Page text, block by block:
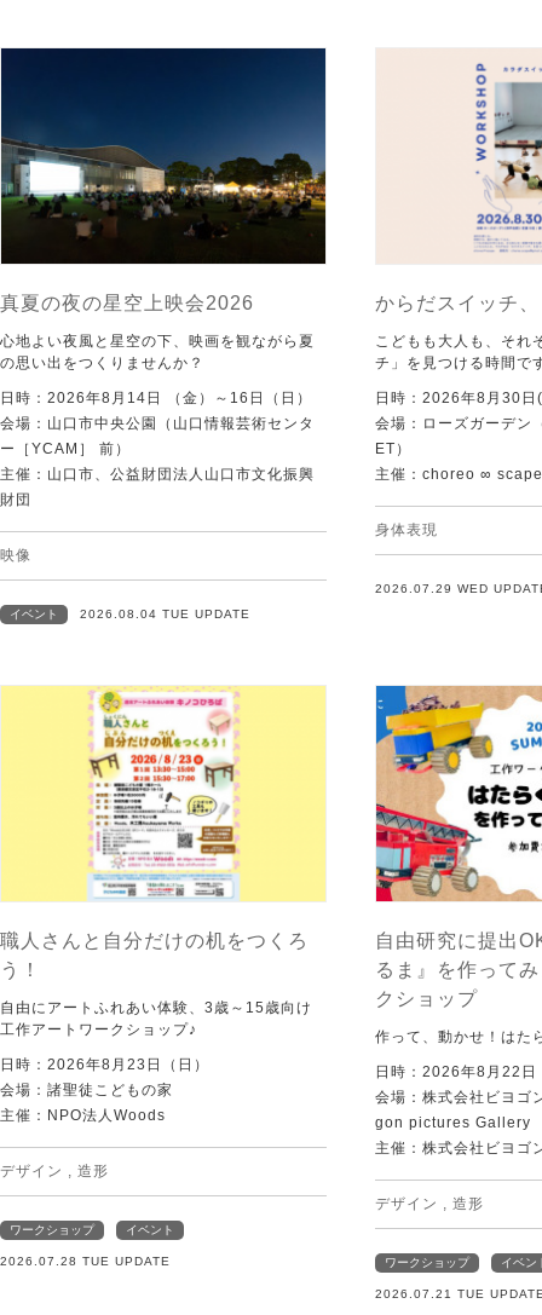
真夏の夜の星空上映会2026
心地よい夜風と星空の下、映画を観ながら夏
の思い出をつくりませんか？
日時：2026年8月14日 （金）～16日（日）
会場：山口市中央公園（山口情報芸術センタ
ー［YCAM］ 前）
主催：山口市、公益財団法人山口市文化振興
財団
映像
イベント 2026.08.04 TUE UPDATE
からだスイッチ
こどもも大人も、それ
チ」を見つける時間で
日時：2026年8月30日
会場：ローズガーデン
ET）
主催：choreo ∞ scape
身体表現
2026.07.29 WED
職人さんと自分だけの机をつくろ
う！
自由にアートふれあい体験、3歳～15歳向け
工作アートワークショップ♪
日時：2026年8月23日（日）
会場：諸聖徒こどもの家
主催：NPO法人Woods
デザイン 造形
ワークショップ イベント
2026.07.28 TUE UPDATE
自由研究に提出
るま』を作って
クショップ
作って、動かせ！はた
日時：2026年8月22日
会場：株式会社ビヨ
gon pictures Gallery
主催：株式会社ビヨゴ
デザイン 造形
ワークショップ イベン
2026.07.21 TUE